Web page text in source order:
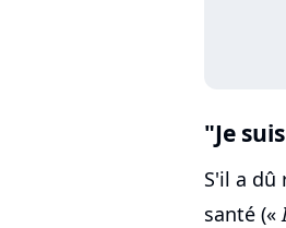
"Je
S'il a dû
santé («